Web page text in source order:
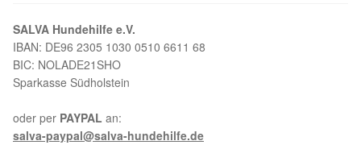
SALVA Hundehilfe e.V.
IBAN: DE96 2305 1030 0510 6611 68
BIC: NOLADE21SHO
Sparkasse Südholstein
oder per PAYPAL an:
salva-paypal@salva-hundehilfe.de